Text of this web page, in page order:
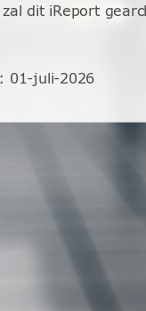
dit iReport
: 01-juli-2026